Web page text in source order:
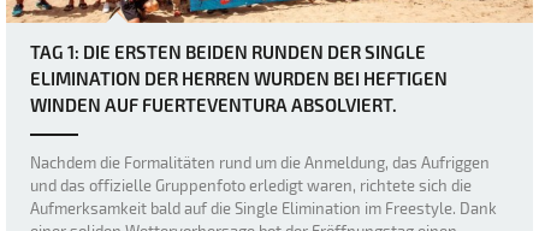
TAG 1: DIE ERSTEN BEIDEN RUNDEN DER SINGLE
ELIMINATION DER HERREN WURDEN BEI HEFTIGEN
WINDEN AUF FUERTEVENTURA ABSOLVIERT.
Nachdem die Formalitäten rund um die Anmeldung, das Aufriggen
und das offizielle Gruppenfoto erledigt waren, richtete sich die
Aufmerksamkeit bald auf die Single Elimination im Freestyle. Dank